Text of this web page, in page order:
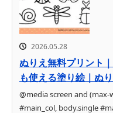
2026.05.28
ぬりえ無料プリント
も使える塗り絵｜ぬ
@media screen and
#main_col, body.single